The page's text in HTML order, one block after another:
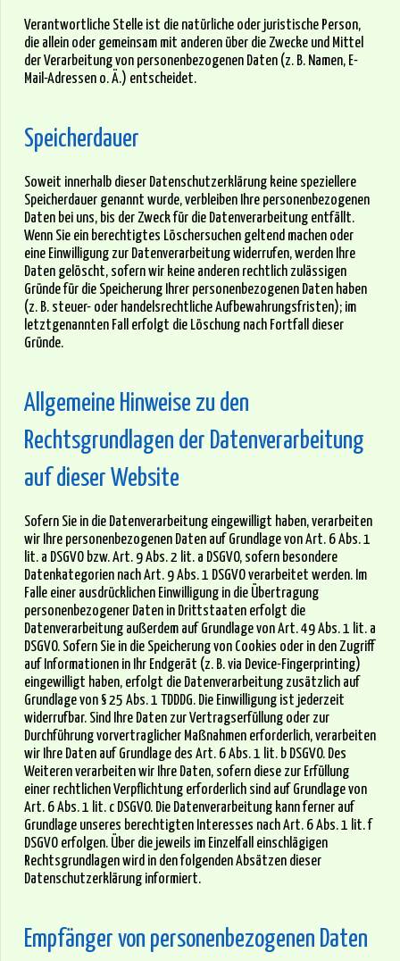
Verantwortliche Stelle ist die natürliche oder juristische Person,
die allein oder gemeinsam mit anderen über die Zwecke und Mittel
der Verarbeitung von personenbezogenen Daten (z. B. Namen, E-
Mail-Adressen o. Ä.) entscheidet.
Speicherdauer
Soweit innerhalb dieser Datenschutzerklärung keine speziellere
Speicherdauer genannt wurde, verbleiben Ihre personenbezogenen
Daten bei uns, bis der Zweck für die Datenverarbeitung entfällt.
Wenn Sie ein berechtigtes Löschersuchen geltend machen oder
eine Einwilligung zur Datenverarbeitung widerrufen, werden Ihre
Daten gelöscht, sofern wir keine anderen rechtlich zulässigen
Gründe für die Speicherung Ihrer personenbezogenen Daten haben
(z. B. steuer- oder handelsrechtliche Aufbewahrungsfristen); im
letztgenannten Fall erfolgt die Löschung nach Fortfall dieser
Gründe.
Allgemeine Hinweise zu den
Rechtsgrundlagen der Datenverarbeitung
auf dieser Website
Sofern Sie in die Datenverarbeitung eingewilligt haben, verarbeiten
wir Ihre personenbezogenen Daten auf Grundlage von Art. 6 Abs. 1
lit. a DSGVO bzw. Art. 9 Abs. 2 lit. a DSGVO, sofern besondere
Datenkategorien nach Art. 9 Abs. 1 DSGVO verarbeitet werden. Im
Falle einer ausdrücklichen Einwilligung in die Übertragung
personenbezogener Daten in Drittstaaten erfolgt die
Datenverarbeitung außerdem auf Grundlage von Art. 49 Abs. 1 lit. a
DSGVO. Sofern Sie in die Speicherung von Cookies oder in den Zugriff
auf Informationen in Ihr Endgerät (z. B. via Device-Fingerprinting)
eingewilligt haben, erfolgt die Datenverarbeitung zusätzlich auf
Grundlage von § 25 Abs. 1 TDDDG. Die Einwilligung ist jederzeit
widerrufbar. Sind Ihre Daten zur Vertragserfüllung oder zur
Durchführung vorvertraglicher Maßnahmen erforderlich, verarbeiten
wir Ihre Daten auf Grundlage des Art. 6 Abs. 1 lit. b DSGVO. Des
Weiteren verarbeiten wir Ihre Daten, sofern diese zur Erfüllung
einer rechtlichen Verpflichtung erforderlich sind auf Grundlage von
Art. 6 Abs. 1 lit. c DSGVO. Die Datenverarbeitung kann ferner auf
Grundlage unseres berechtigten Interesses nach Art. 6 Abs. 1 lit. f
DSGVO erfolgen. Über die jeweils im Einzelfall einschlägigen
Rechtsgrundlagen wird in den folgenden Absätzen dieser
Datenschutzerklärung informiert.
Empfänger von personenbezogenen Daten